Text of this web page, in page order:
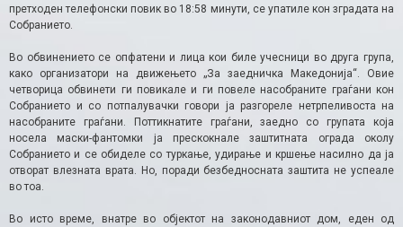
претходен телефонски повик во 18:58 минути, се упатиле кон зградата на
Собранието.
Во обвинението се опфатени и лица кои биле учесници во друга група,
како организатори на движењето „За заедничка Македонија“. Овие
четворица обвинети ги повикале и ги повеле насобраните граѓани кон
Собранието и со потпалувачки говори ја разгореле нетрпеливоста на
насобраните граѓани. Поттикнатите граѓани, заедно со групата која
носела маски-фантомки ја прескокнале заштитната ограда околу
Собранието и се обиделе со туркање, удирање и кршење насилно да ја
отворат влезната врата. Но, поради безбедносната заштита не успеале
во тоа.
Во исто време, внатре во објектот на законодавниот дом, еден од